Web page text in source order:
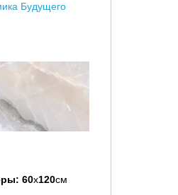
Будущего
60x120см